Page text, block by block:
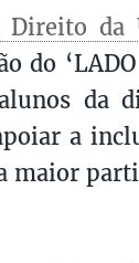
da
do
da
a
maior